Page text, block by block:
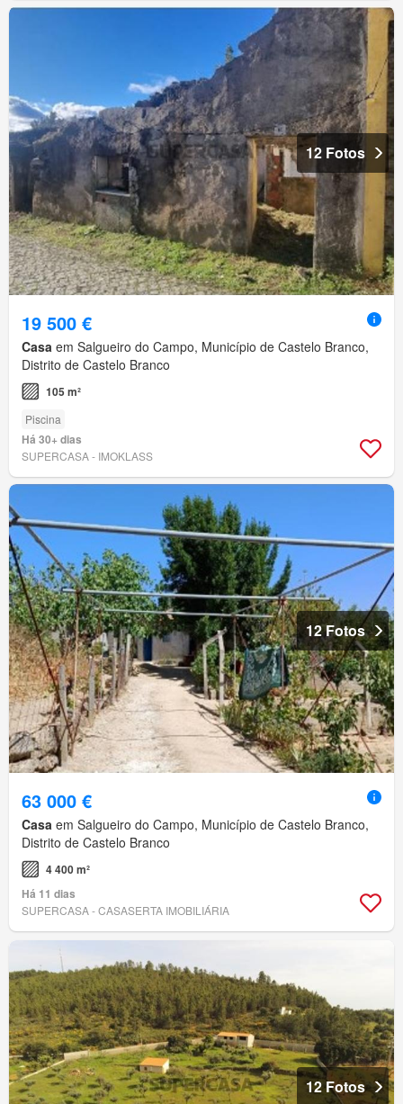
12 Fotos
19 500 €
Casa em Salgueiro do Campo, Município de Castelo Branco,
Distrito de Castelo Branco
105 m²
Piscina
Há 30+ dias
SUPERCASA - IMOKLASS
12 Fotos
63 000 €
Casa em Salgueiro do Campo, Município de Castelo Branco,
Distrito de Castelo Branco
4 400 m²
Há 11 dias
SUPERCASA - CASASERTA IMOBILIÁRIA
12 Fotos